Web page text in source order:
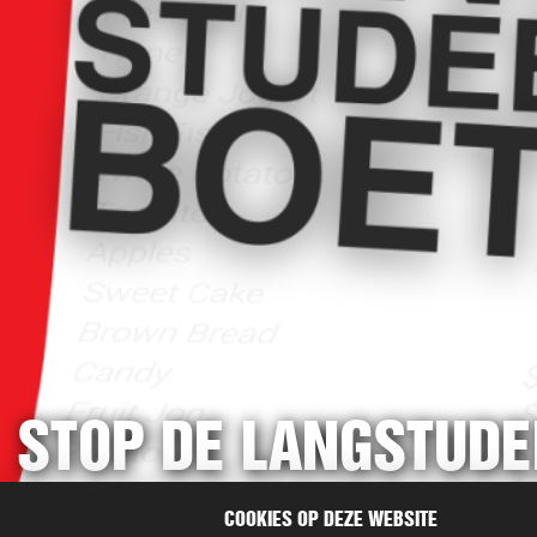
STOP DE
COOKIES OP DEZE WEBSITE